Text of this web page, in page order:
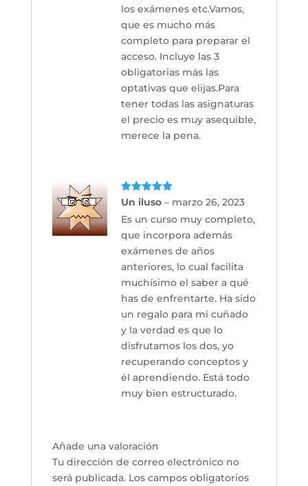
los exámenes etc.Vamos,
que es mucho más
completo para preparar el
acceso. Incluye las 3
obligatorias más las
optativas que elijas.Para
tener todas las asignaturas
el precio es muy asequible,
merece la pena.
Valorado
con
Un iluso – marzo 26, 2023
Es un curso muy completo,
que incorpora además
exámenes de años
anteriores, lo cual facilita
muchísimo el saber a qué
has de enfrentarte. Ha sido
un regalo para mi cuñado
y la verdad es que lo
disfrutamos los dos, yo
recuperando conceptos y
él aprendiendo. Está todo
muy bien estructurado.
Añade una valoración
Tu dirección de correo electrónico no
será publicada. Los campos obligatorios